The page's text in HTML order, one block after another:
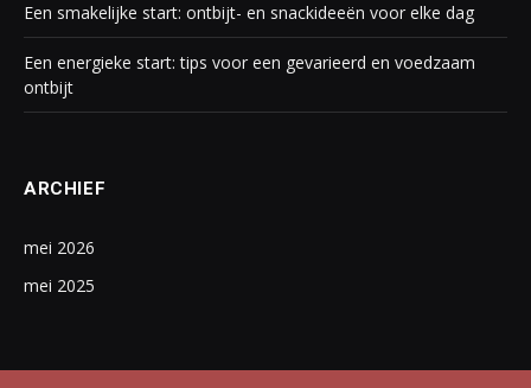
Een smakelijke start: ontbijt- en snackideeën voor elke dag
Een energieke start: tips voor een gevarieerd en voedzaam
ontbijt
ARCHIEF
mei 2026
mei 2025